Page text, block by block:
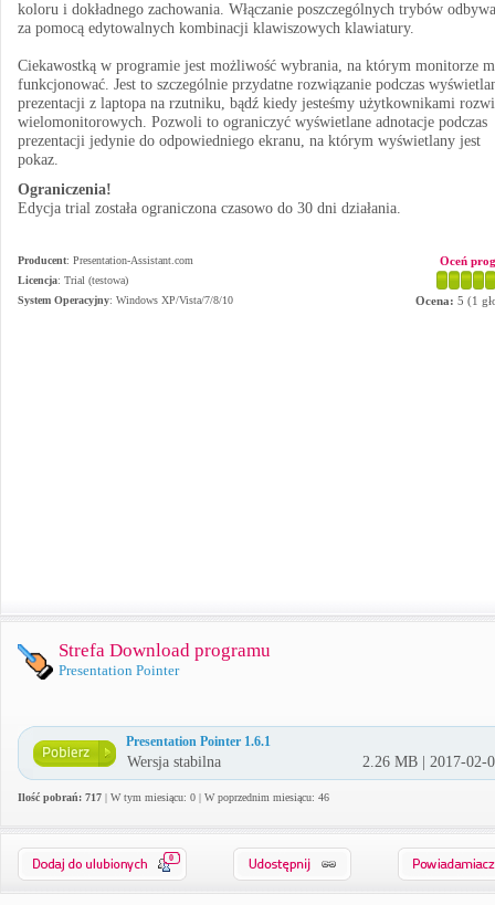
koloru i dokładnego zachowania. Włączanie poszczególnych trybów
za pomocą edytowalnych kombinacji klawiszowych klawiatury.
Ciekawostką w programie jest możliwość wybrania, na którym monitorze
funkcjonować. Jest to szczególnie przydatne rozwiązanie podczas
prezentacji z laptopa na rzutniku, bądź kiedy jesteśmy użytkownikami
wielomonitorowych. Pozwoli to ograniczyć wyświetlane adnotacje podczas
prezentacji jedynie do odpowiedniego ekranu, na którym wyświetlany jest
pokaz.
Ograniczenia!
Edycja trial została ograniczona czasowo do 30 dni działania.
Producent: Presentation-Assistant.com
Licencja: Trial (testowa)
System Operacyjny: Windows XP/Vista/7/8/10
Oceń
Ocena: 5 (1
Strefa Download programu
Presentation Pointer
Presentation Pointer 1.6.1
Wersja stabilna 2.26 MB | 2017-02-
Ilość pobrań: 717 | W tym miesiącu: 0 | W poprzednim miesiącu: 46
0